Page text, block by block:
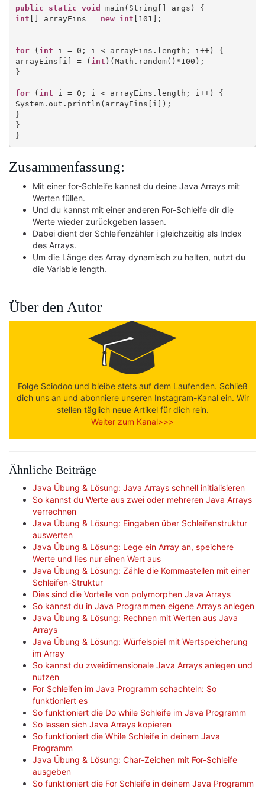
public static void
int [] arrayEins = new int [101];
for ( int i = 0; i < arrayEins.length; i++) {
arrayEins[i] = ( int )(Math.random()*100);
}
for ( int i = 0; i < arrayEins.length; i++) {
System.out.println(arrayEins[i]);
}
}
Zusammenfassung:
Mit einer for-Schleife kannst du deine Java Arrays mit
Werten füllen.
Und du kannst mit einer anderen For-Schleife dir die
Werte wieder zurückgeben lassen.
Dabei dient der Schleifenzähler i gleichzeitig als Index
des Arrays.
Um die Länge des Array dynamisch zu halten, nutzt du
die Variable length.
Über den Autor
Folge Sciodoo und bleibe stets auf dem Laufenden. Schließ
dich uns an und abonniere unseren Instagram-Kanal ein. Wir
stellen täglich neue Artikel für dich rein.
Weiter zum Kanal>>>
Ähnliche Beiträge
Java Übung & Lösung: Java Arrays schnell initialisieren
So kannst du Werte aus zwei oder mehreren Java Arrays
verrechnen
Java Übung & Lösung: Eingaben über Schleifenstruktur
auswerten
Java Übung & Lösung: Lege ein Array an, speichere
Werte und lies nur einen Wert aus
Java Übung & Lösung: Zähle die Kommastellen mit einer
Schleifen-Struktur
Dies sind die Vorteile von polymorphen Java Arrays
So kannst du in Java Programmen eigene Arrays anlegen
Java Übung & Lösung: Rechnen mit Werten aus Java
Arrays
Java Übung & Lösung: Würfelspiel mit Wertspeicherung
im Array
So kannst du zweidimensionale Java Arrays anlegen und
nutzen
For Schleifen im Java Programm schachteln: So
funktioniert es
So funktioniert die Do while Schleife im Java Programm
So lassen sich Java Arrays kopieren
So funktioniert die While Schleife in deinem Java
Programm
Java Übung & Lösung: Char-Zeichen mit For-Schleife
ausgeben
So funktioniert die For Schleife in deinem Java Programm